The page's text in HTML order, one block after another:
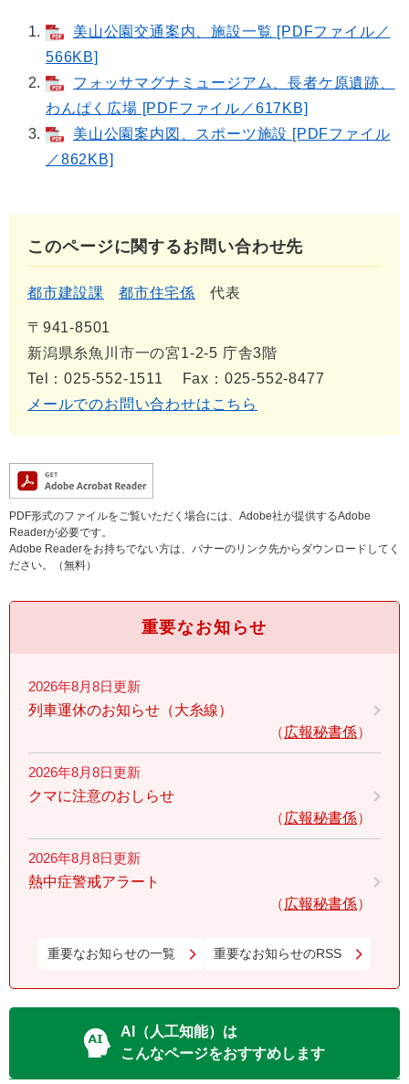
美山公園交通案内、施設一覧 [PDFファイル／
566KB]
フォッサマグナミュージアム、長者ケ原遺跡、
わんぱく広場 [PDFファイル／617KB]
美山公園案内図、スポーツ施設 [PDFファイル
／862KB]
このページに関するお問い合わせ先
都市建設課 都市住宅係 代表
〒941-8501
新潟県糸魚川市一の宮1-2-5 庁舎3階
Tel：025-552-1511
Fax：025-552-8477
メールでのお問い合わせはこちら
PDF形式のファイルをご覧いただく場合には、Adobe社が提供するAdobe
Readerが必要です。
Adobe Readerをお持ちでない方は、バナーのリンク先からダウンロードしてく
ださい。（無料）
重要なお知らせ
2026年8月8日更新
列車運休のお知らせ（大糸線）
広報秘書係
2026年8月8日更新
クマに注意のおしらせ
広報秘書係
2026年8月8日更新
熱中症警戒アラート
広報秘書係
重要なお知らせの一覧 重要なお知らせのRSS
AI（人工知能）は
こんなページをおすすめします